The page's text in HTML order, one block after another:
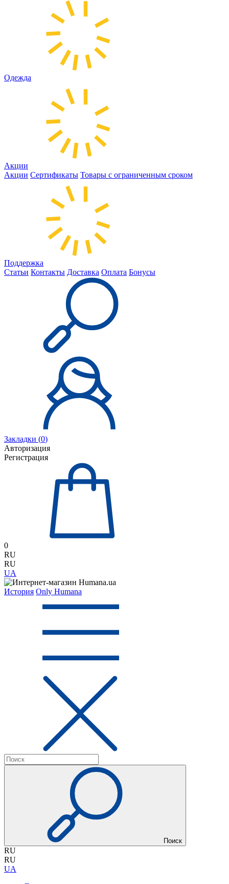
Одежда
Акции
Акции Сертификаты Товары с ограниченным сроком
Поддержка
Статьи Контакты Доставка Оплата Бонусы
Закладки (0)
Авторизация
Регистрация
0
RU
RU
UA
История Only Humana
Поиск
RU
RU
UA